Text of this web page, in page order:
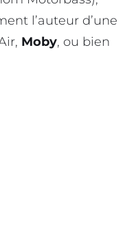
l’auteur d’une
Moby, ou bien